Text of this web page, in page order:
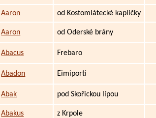
Aaron od Kostomlátecké kapličky
Aaron od Oderské brány
Abacus Frebaro
Abadon Eimiporti
Abak pod Skořickou lípou
Abakus z Krpole